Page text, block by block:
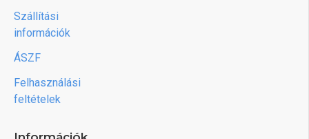
Szállítási
információk
ÁSZF
Felhasználási
feltételek